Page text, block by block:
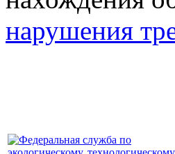
нарушения